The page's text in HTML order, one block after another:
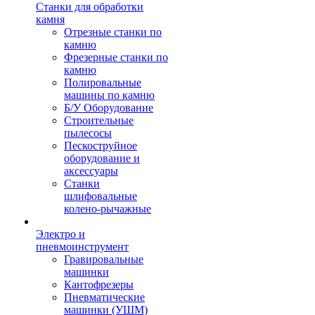
Станки для обработки
камня
Отрезные станки по
камню
Фрезерные станки по
камню
Полировальные
машины по камню
Б/У Оборудование
Строительные
пылесосы
Пескоструйное
оборудование и
аксессуары
Станки
шлифовальные
колено-рычажные
Электро и
пневмоинструмент
Гравировальные
машинки
Кантофрезеры
Пневматические
машинки (УШМ)